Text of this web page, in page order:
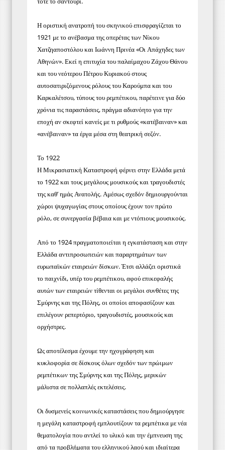
Η οριστική ανατροπή του σκηνικού επισφραγίζεται το
1921 με το ανέβασμα της οπερέτας των Νίκου
Χατζηαποστόλου και Ιωάννη Πρινέα «Οι Απάχηδες των
Αθηνών». Εκεί η επιτυχία του παλαίμαχου Ζάχου Θάνου
και του νεότερου Πέτρου Κυριακού στους
αυτοσατιριζόμενους ρόλους του Καρούμπα και του
Καρκαλέτσου, τύπους του ρεμπέτικου, παρέτεινε για δύο
χρόνια τις παραστάσεις, πράγμα αδιανόητο για την
εποχή αν σκεφτεί κανείς με τι ρυθμούς «κατέβαιναν» και
«ανέβαιναν» τα έργα μέσα στη θεατρική σεζόν.
Το 1922
Η Μικρασιατική Καταστροφή φέρνει στην Ελλάδα μετά
το 1922 και τους μεγάλους μουσικούς και τραγουδιστές
της καθ’ ημάς Ανατολής. Αμέσως σχεδόν δημιουργούνται
χώροι ψυχαγωγίας στους οποίους έχουν τον πρώτο
ρόλο, σε συνεργασία βέβαια και με ντόπιους μουσικούς.
Από το 1924 πραγματοποιείται η εγκατάσταση και στην
Ελλάδα αντιπροσωπειών και παραρτημάτων των
ευρωπαϊκών εταιρειών δίσκων. Έτσι αλλάζει οριστικά
το παιχνίδι, υπέρ του ρεμπέτικου, αφού επικεφαλής
αυτών των εταιρειών τίθενται οι μεγάλοι συνθέτες της
Σμύρνης και της Πόλης, οι οποίοι αποφασίζουν και
επιλέγουν ρεπερτόριο, τραγουδιστές, μουσικούς και
ορχήστρες.
Ως αποτέλεσμα έχουμε την ηχογράφηση και
κυκλοφορία σε δίσκους όλων σχεδόν των πρώιμων
ρεμπέτικων της Σμύρνης και της Πόλης, μερικών
μάλιστα σε πολλαπλές εκτελέσεις.
Οι δυσμενείς κοινωνικές καταστάσεις που δημιούργησε
η μεγάλη καταστροφή εμπλουτίζουν τα ρεμπέτικα με νέα
θεματολογία που αντλεί το υλικό και την έμπνευση της
από τα προβλήματα του ελληνικού λαού και ιδιαίτερα